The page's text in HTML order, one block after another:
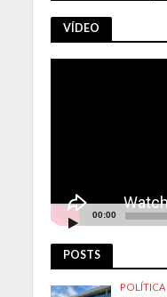
VÍDEO
00:00
POSTS
POLÍTICA